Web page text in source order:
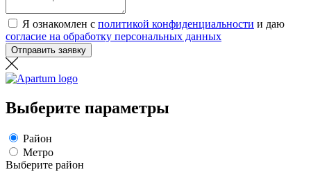
Я ознакомлен с политикой конфиденциальности и даю
согласие на обработку персональных данных
Отправить заявку
Выберите параметры
Район
Метро
Выберите район